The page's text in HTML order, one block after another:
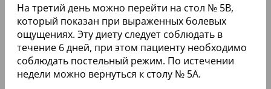
На третий день можно перейти на стол № 5В,
который показан при выраженных болевых
ощущениях. Эту диету следует соблюдать в
течение 6 дней, при этом пациенту необходимо
соблюдать постельный режим. По истечении
недели можно вернуться к столу № 5А.